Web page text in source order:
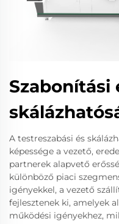
Szabonítási
A testreszabási és
képessége a vezető,
partnerek alapvető
különböző piaci
igényekkel, a vezető
fejlesztenek ki, amelyek
működési igényekhez,